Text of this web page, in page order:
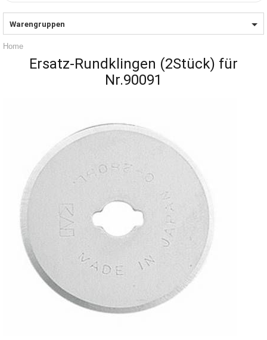
Warengruppen
Home
Ersatz-Rundklingen (2Stück) für
Nr.90091